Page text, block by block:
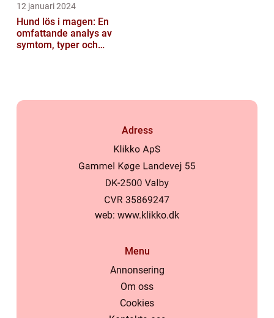
12 januari 2024
Hund lös i magen: En
omfattande analys av
symtom, typer och
Adress
web: www.klikko.dk
Menu
Annonsering
Om oss
Cookies